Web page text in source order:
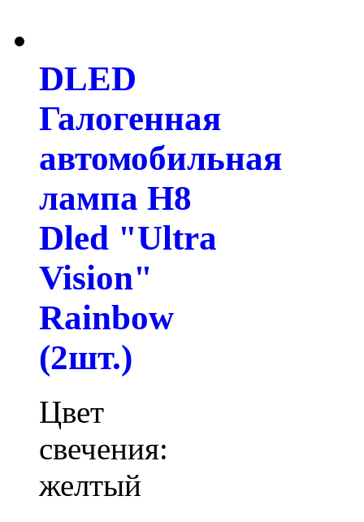
DLED
Галогенная
автомобильная
лампа H8
Dled "Ultra
Vision"
Rainbow
(2шт.)
Цвет
свечения:
желтый